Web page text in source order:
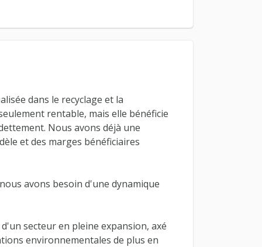
dans le recyclage et la
rentable, mais elle bénéficie
Nous avons déjà une
et des marges bénéficiaires
avons besoin d'une dynamique
secteur en pleine expansion, axé
environnementales de plus en